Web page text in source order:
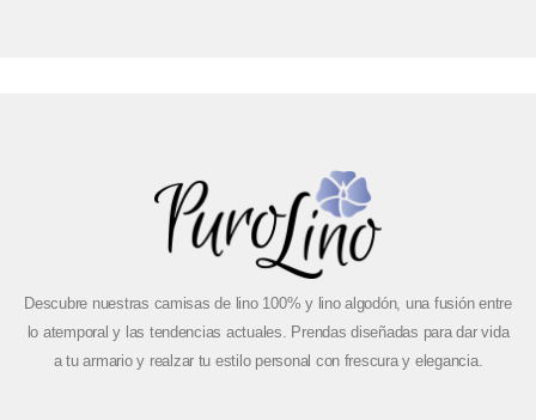
Descubre nuestras camisas de lino 100% y lino algodón, una fusión entre
lo atemporal y las tendencias actuales. Prendas diseñadas para dar vida
a tu armario y realzar tu estilo personal con frescura y elegancia.